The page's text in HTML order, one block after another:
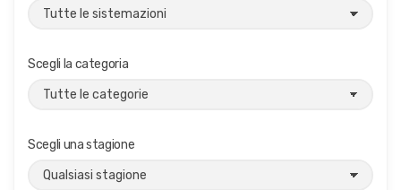
Scegli la categoria
Scegli una stagione